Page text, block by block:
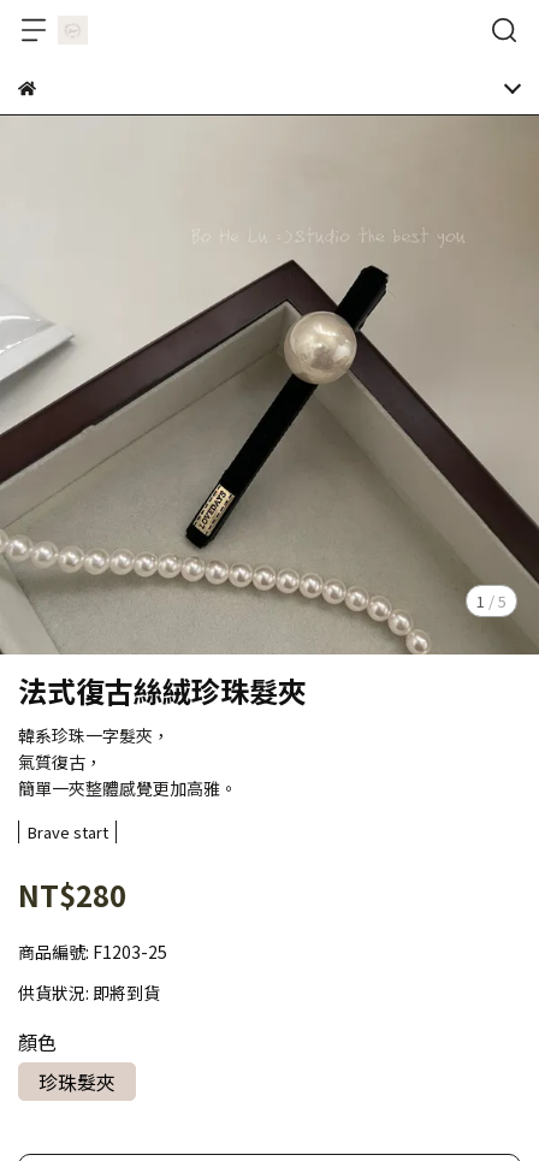
1 /5
法式復古絲絨珍珠髮夾
韓系珍珠一字髮夾，
氣質復古，
簡單一夾整體感覺更加高雅。
Brave start
NT$280
商品編號: F1203-25
供貨狀況: 即將到貨
顏色
珍珠髮夾